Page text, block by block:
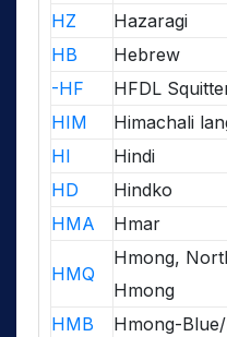
HZ
Hazaragi
HB
Hebrew
-HF
HFDL
HIM
Himachali
HI
Hindi
HD
Hindko
HMA
Hmar
HMQ
Hmong,
Hmong
HMB
Hmong-